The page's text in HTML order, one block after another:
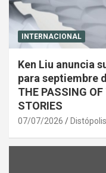
INTERNACIONAL
Ken Liu anuncia
para septiembre
THE PASSING
STORIES
07/07/2026 Distópolis